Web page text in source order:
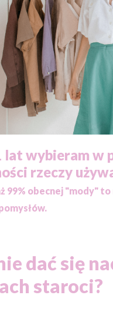
lat wybieram w
rzeczy
99% obecnej "mody"
dać się
staroci?